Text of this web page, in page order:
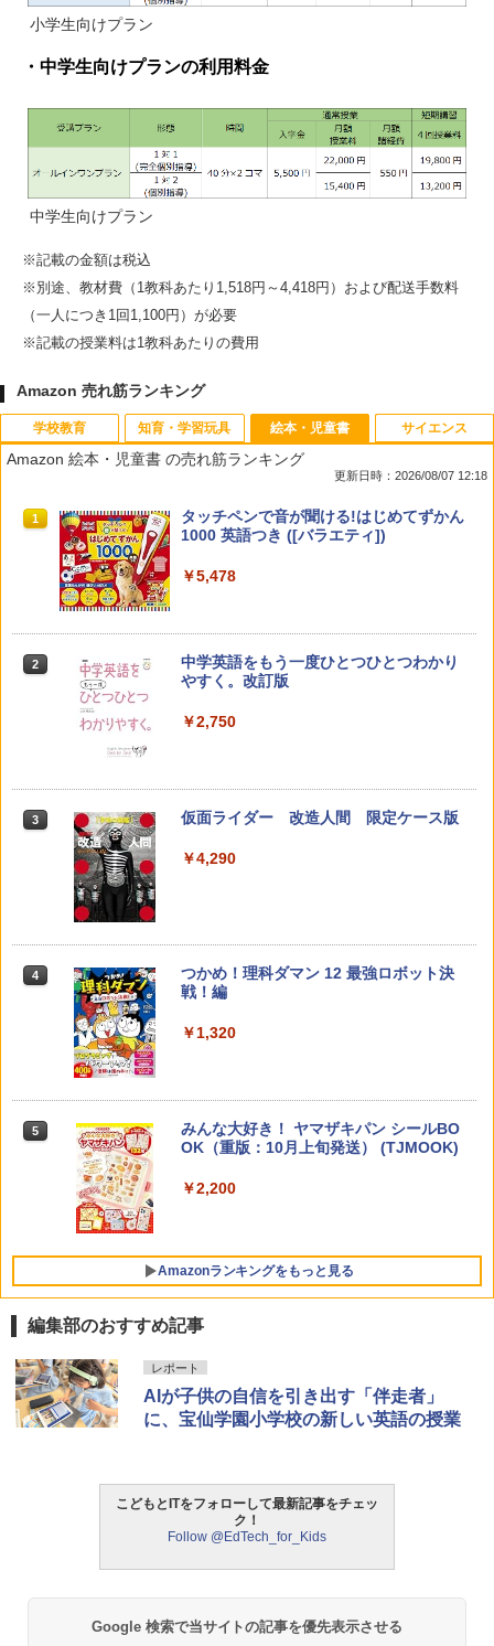
小学生向けプラン
・中学生向けプランの利用料金
中学生向けプラン
※記載の金額は税込
※別途、教材費（1教科あたり1,518円～4,418円）および配送手数料
（一人につき1回1,100円）が必要
※記載の授業料は1教科あたりの費用
Amazon 売れ筋ランキング
学校教育
1 先生のためのGoogle AI完全攻略図鑑
2 子どもが変わる魔法の言葉
￥2,200
3
カウンセリングとは何か 変化するという
4
「ことばで伝える」ができない子どもた
ち 誰が〈ことばの力〉を育てるのか
￥1,870
5
ゼロからわかる！ みるみる図形に強く
なるマンガ
￥1,430
知育・学習玩具
1
Amazon Fire HD 10 キッズモデル (10イ
ンチ) ピンク 対象年齢3歳から 数千点の
2
パイロット スイスイおえかき for Study
何回も書ける! れんしゅうボード ひらが
な・カタカナ・すうじ・ABC 3歳以上 知
育
【くもん出版公式特別セット】くもん出
版(KUMON PUBLISHING) くもんの日本
￥4,046
Amazon Fire HD 10 キッズプロ (10イン
ンツが1年間使い放題
￥26,980
上 KUMON LK-10
￥2,127
絵本・児童書
Amazon 絵本・児童書 の売れ筋ランキング
更新日時：2026/08/07 12:18
1
タッチペンで音が聞ける!はじめてずかん
1000 英語つき ([バラエティ])
￥5,478
2
中学英語をもう一度ひとつひとつわかり
やすく。改訂版
￥2,750
3 仮面ライダー 改造人間 限定ケース版
￥4,290
4
つかめ！理科ダマン 12 最強ロボット決
戦！編
￥1,320
5
みんな大好き！ ヤマザキパン シールBO
OK（重版：10月上旬発送） (TJMOOK)
￥2,200
Amazonランキングをもっと見る
サイエンス
1
ThinkFun ボードゲーム 「サーキット・
メイズ」 配線回路をプログラミングする
日本語説明書付 8歳~ 76341 誕生日 クリ
スマス
モルカ: 原子・分子に強くなるカードゲ
編集部のおすすめ記事
レポート
AIが子供の自信を引き出す「伴走者」
に、宝仙学園小学校の新しい英語の授業
こどもとITをフォローして最新記事をチェッ
ク！
Follow @EdTech_for_Kids
Google 検索で当サイトの記事を優先表示させる